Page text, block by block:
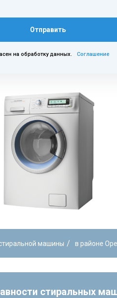
Отправить
на обработку данных. Соглашение
машины / в районе
стиральных